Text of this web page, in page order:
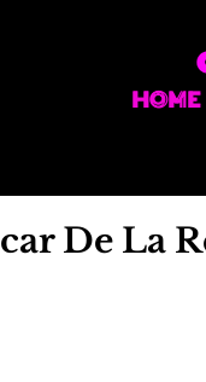
HOME
De La